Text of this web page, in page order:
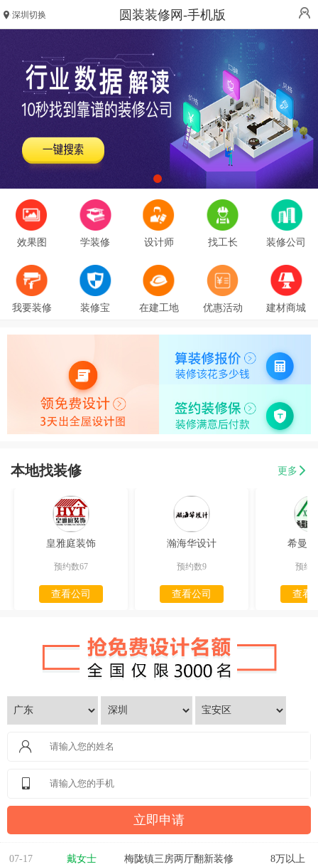
深圳切换 圆装装修网-手机版
效果图 学装修 设计师 找工长 装修公司
我要装修 装修宝 在建工地 优惠活动 建材商城
本地找装修 更多
皇雅庭装饰
预约数67
查看公司
瀚海华设计
预约数9
查看公司
希曼
预约
查看
07-17 戴女士 梅陇镇三房两厅翻新装修 8万以上